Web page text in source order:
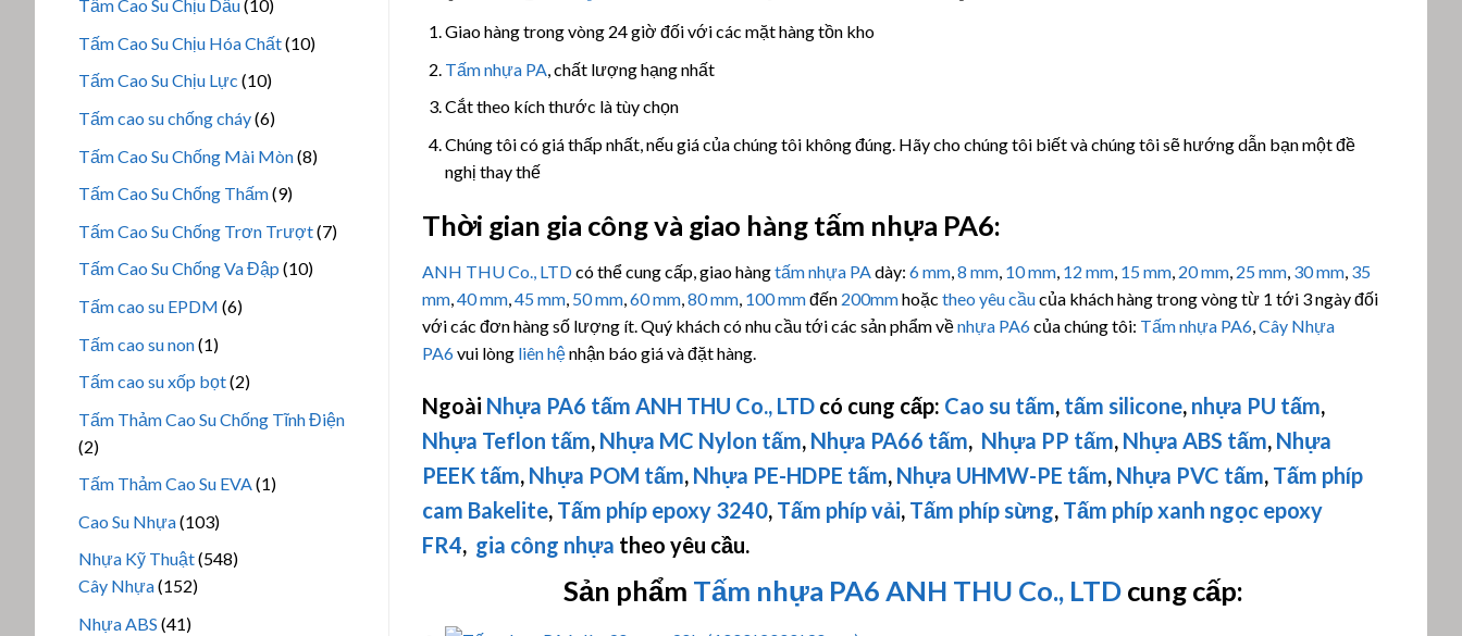
Tấm Cao Su Chịu Dầu 10
sản
phẩm
Tấm Cao Su Chịu Hóa Chất 1010
Tấm Cao Su Chịu Lực 1010
phẩm
Tấm cao su chống cháy 66
phẩm
Tấm Cao Su Chống Mài Mòn 88
Tấm Cao Su Chống Thấm 99
phẩm
Tấm Cao Su Chống Trơn Trượt 77
Tấm Cao Su Chống Va Đập 1010
Tấm cao su EPDM 66
Tấm cao su non 11
phẩm
Tấm cao su xốp bọt 22
sản
phẩm
Tấm Thảm Cao Su Chống Tĩnh Điện
22
sản
Tấm Thảm Cao Su EVA 11
Cao Su Nhựa 103103
sản
phẩm
Nhựa Kỹ Thuật 548548
Cây Nhựa 152152
Nhựa ABS 4141
Giao hàng trong vòng 24 giờ đối với các mặt hàng tồn kho
Tấm nhựa PA , chất lượng hạng nhất
Cắt theo kích thước là tùy chọn
Chúng tôi có giá thấp nhất, nếu giá của chúng tôi không đúng. Hãy cho chúng tôi biết và chúng tôi sẽ hướng dẫn bạn một đề
nghị thay thế
Thời gian gia công và giao hàng tấm nhựa PA6:
ANH THU Co., LTDcó thể cung cấp, giao hàngtấm nhựa PA dày: 6 mm 8 mm 10 mm 12 mm 15 mm 20 mm 25 mm 30 mm 35
mm 40 mm 45 mm 50 mm 60 mm 80 mm 100 mmđến 200mmhoặc theo yêu cầucủa khách hàng trong vòng từ 1 tới 3 ngày đối
với các đơn hàng số lượng ít. Quý khách có nhu cầu tới các sản phẩm vềnhựa PA6của chúng tôi: Tấm nhựa PA6 Cây Nhựa
PA6vui lòng liên hệnhận báo giá và đặt hàng.
Ngoài Nhựa PA6 tấm ANH THU Co., LTD có cung cấp: Cao su tấm, tấm silicone, nhựa PU tấm,
Nhựa Teflon tấm, Nhựa MC Nylon tấm, Nhựa PA66 tấm, Nhựa PP tấm, Nhựa ABS tấm, Nhựa
PEEK tấm, Nhựa POM tấm, Nhựa PE-HDPE tấm, Nhựa UHMW-PE tấm, Nhựa PVC tấm, Tấm phíp
cam Bakelite, Tấm phíp epoxy 3240, Tấm phíp vải, Tấm phíp sừng, Tấm phíp xanh ngọc epoxy
FR4, gia công nhựa theo yêu cầu.
Sản phẩm Tấm nhựa PA6 ANH THU Co., LTDcung cấp: